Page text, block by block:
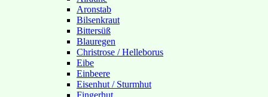
Aronstab
Bilsenkraut
Bittersüß
Blauregen
Christrose / Helleborus
Eibe
Einbeere
Eisenhut / Sturmhut
Fingerhut